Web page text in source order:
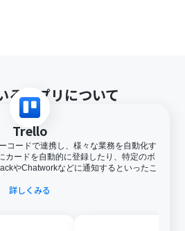
るアプリについて
Trello
コードで連携し、様々な業務を自動化す
カードを自動的に登録したり、特定のボ
やChatworkなどに通知するといったこ
詳しくみる